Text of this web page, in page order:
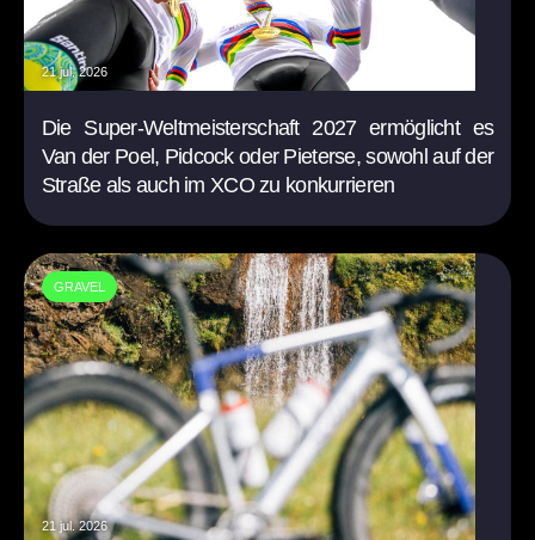
21 jul. 2026
Die Super-Weltmeisterschaft 2027 ermöglicht es
Van der Poel, Pidcock oder Pieterse, sowohl auf der
Straße als auch im XCO zu konkurrieren
GRAVEL
21 jul. 2026